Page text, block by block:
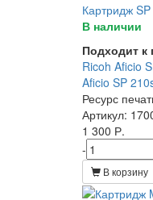
Картридж
В наличии
Подходит к
Ricoh Aficio
Aficio SP
Ресурс
Артикул:
1 300 Р.
-
В корзину